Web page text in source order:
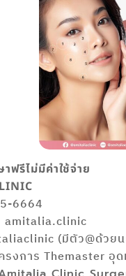
ฟรีไม่มีค่าใช้จ่าย
6664
amitalia.clinic
(มีตัว@ด้วยน
รงการ Themaster อุ